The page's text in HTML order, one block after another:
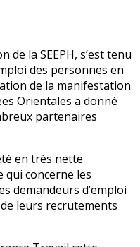
de la SEEPH, s’est tenu
des personnes en
de la manifestation
Orientales a donné
partenaires
en très nette
concerne les
demandeurs d’emploi
leurs recrutements